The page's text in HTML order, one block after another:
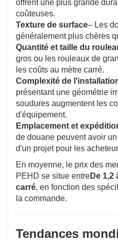
offrent une plus grande
coûteuses.
Texture de surface– Les
généralement plus chères
Quantité et taille du
gros ou les rouleaux de
les coûts au mètre carré.
Complexité de
présentant une géométrie
soudures augmentent les
d'équipement.
Emplacement et
de douane peuvent avoir
d'un projet pour les
En moyenne, le prix des
PEHD se situe entreDe 1,2
carré, en fonction des
la commande.
Tendances